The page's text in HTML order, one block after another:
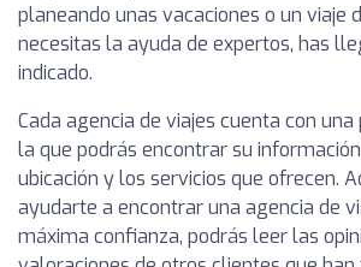
planeando unas vacaciones o un viaje
necesitas la ayuda de expertos, has
indicado.
Cada agencia de viajes cuenta con
la que podrás encontrar su
ubicación y los servicios que ofrecen.
ayudarte a encontrar una agencia de
máxima confianza, podrás leer las